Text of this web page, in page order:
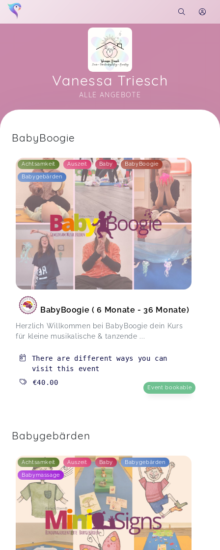
Vanessa Triesch
ALLE ANGEBOTE
Soon you will learn more about me here...
BabyBoogie
Achtsamkeit Auszeit Baby BabyBoogie
Babygebärden
BabyBoogie ( 6 Monate - 36 Monate)
Herzlich Willkommen bei BabyBoogie dein Kurs
für kleine musikalische & tanzende ...
There are different ways you can
visit this event
€40.00
Event bookable
Babygebärden
Achtsamkeit Auszeit Baby Babygebärden
Babymassage